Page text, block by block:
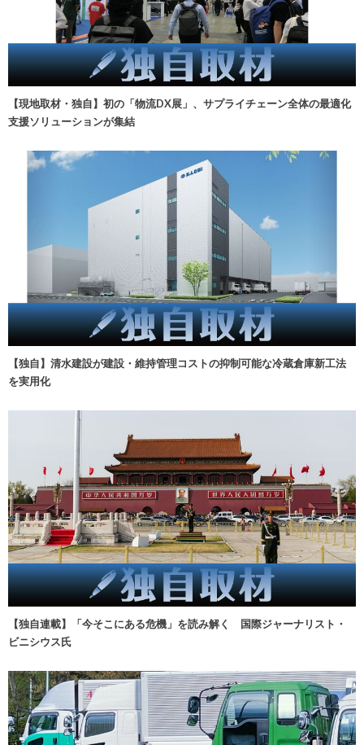
【現地取材・独自】初の「物流DX展」、サプライチェーン全体の最適化
支援ソリューションが集結
【独自】清水建設が建設・維持管理コストの抑制可能な冷蔵倉庫新工法
を実用化
【独自連載】「今そこにある危機」を読み解く 国際ジャーナリスト・
ビニシウス氏